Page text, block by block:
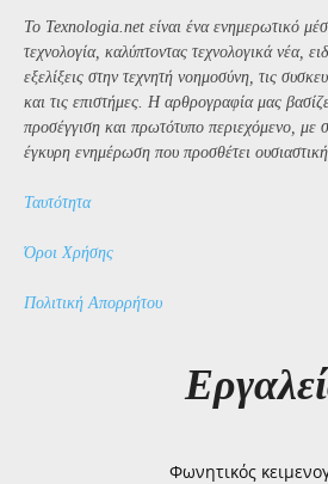
Το Texnologia.net είναι ένα ενημερωτικό
τεχνολογία, καλύπτοντας τεχνολογικά νέα,
εξελίξεις στην τεχνητή νοημοσύνη, τις
και τις επιστήμες. Η αρθρογραφία μας
προσέγγιση και πρωτότυπο περιεχόμενο, με
έγκυρη ενημέρωση που προσθέτει
Ταυτότητα
Όροι Χρήσης
Πολιτική Απορρήτου
Φωνητικός